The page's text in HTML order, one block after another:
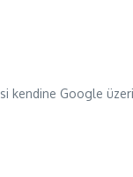
kendine Google